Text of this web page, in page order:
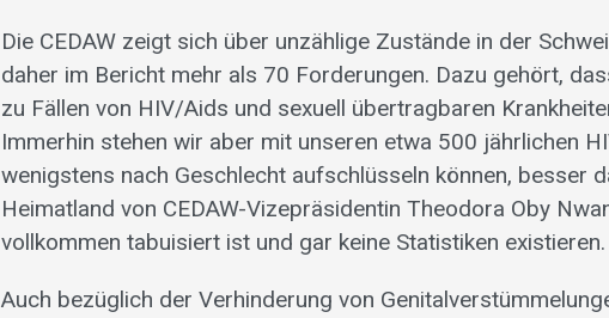
Die CEDAW zeigt sich über unzählige Zustände in der
daher im Bericht mehr als 70 Forderungen. Dazu gehört,
zu Fällen von HIV/Aids und sexuell übertragbaren
Immerhin stehen wir aber mit unseren etwa 500 jährlichen
wenigstens nach Geschlecht aufschlüsseln können, besser
Heimatland von CEDAW-Vizepräsidentin Theodora Oby
vollkommen tabuisiert ist und gar keine Statistiken existieren.
Auch bezüglich der Verhinderung von